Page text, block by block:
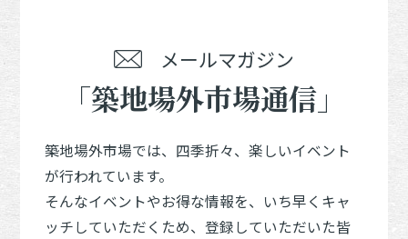
メールマガジン
「築地場外市場通信」
築地場外市場では、四季折々、楽しいイベント
が行われています。
そんなイベントやお得な情報を、いち早くキャ
ッチしていただくため、登録していただいた皆